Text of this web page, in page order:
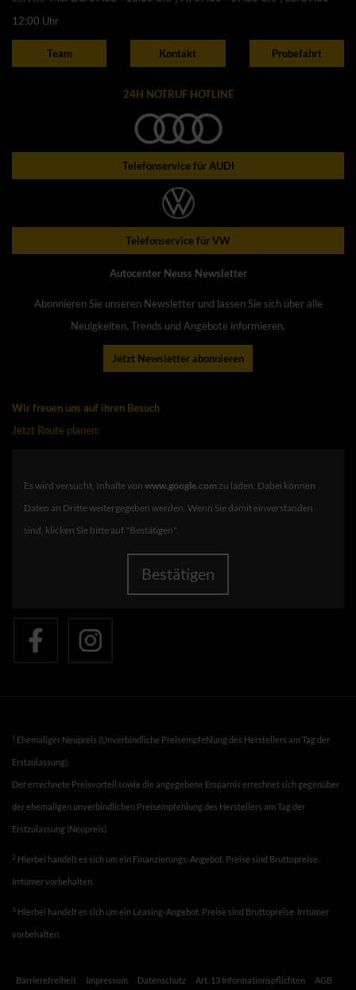
12:00 Uhr
Team Kontakt Probefahrt
24H NOTRUF HOTLINE
Telefonservice für AUDI
Telefonservice für VW
Autocenter Neuss Newsletter
Abonnieren Sie unseren Newsletter und lassen Sie sich über alle
Neuigkeiten, Trends und Angebote informieren.
Jetzt Newsletter abonnieren
Wir freuen uns auf ihren Besuch
Jetzt Route planen:
Es wird versucht, Inhalte von www.google.com zu laden. Dabei können
Daten an Dritte weitergegeben werden. Wenn Sie damit einverstanden
sind, klicken Sie bitte auf "Bestätigen".
Bestätigen
1 Ehemaliger Neupreis (Unverbindliche Preisempfehlung des Herstellers am Tag der
Erstzulassung).
Der errechnete Preisvorteil sowie die angegebene Ersparnis errechnet sich gegenüber
der ehemaligen unverbindlichen Preisempfehlung des Herstellers am Tag der
Erstzulassung (Neupreis).
2 Hierbei handelt es sich um ein Finanzierungs-Angebot. Preise sind Bruttopreise.
Irrtümer vorbehalten.
3 Hierbei handelt es sich um ein Leasing-Angebot. Preise sind Bruttopreise. Irrtümer
vorbehalten.
Barrierefreiheit Impressum Datenschutz Art. 13 Informationspflichten AGB